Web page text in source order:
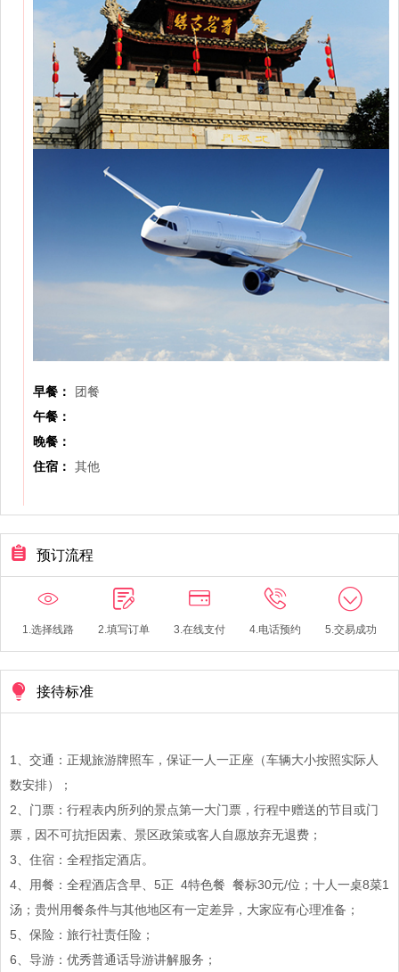
早餐：
团餐
午餐：
晚餐：
住宿：
其他
预订流程
1.选择线路 2.填写订单 3.在线支付 4.电话预约 5.交易成功
接待标准
1、交通：正规旅游牌照车，保证一人一正座（车辆大小按照实际人
数安排）；
2、门票：行程表内所列的景点第一大门票，行程中赠送的节目或门
票，因不可抗拒因素、景区政策或客人自愿放弃无退费；
3、住宿：全程指定酒店。
4、用餐：全程酒店含早、5正 4特色餐 餐标30元/位；十人一桌8菜1
汤；贵州用餐条件与其他地区有一定差异，大家应有心理准备；
5、保险：旅行社责任险；
6、导游：优秀普通话导游讲解服务；